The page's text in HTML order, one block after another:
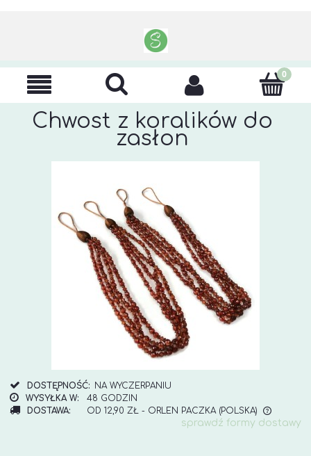
Chwost z koralików do
zasłon
DOSTĘPNOŚĆ:
NA WYCZERPANIU
WYSYŁKA W:
48 GODZIN
DOSTAWA:
OD 12,90 ZŁ - ORLEN PACZKA (POLSKA)
CENA NIE ZAWIERA EWENTUALNYCH KOSZTÓW
sprawdź formy dostawy